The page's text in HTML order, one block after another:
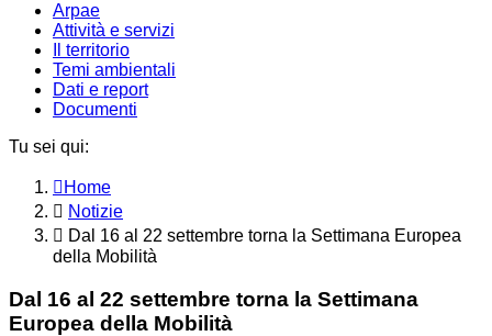
Arpae
Attività e servizi
Il territorio
Temi ambientali
Dati e report
Documenti
Tu sei qui:
Home
Notizie
Dal 16 al 22 settembre torna la Settimana Europea
della Mobilità
Dal 16 al 22 settembre torna la Settimana
Europea della Mobilità